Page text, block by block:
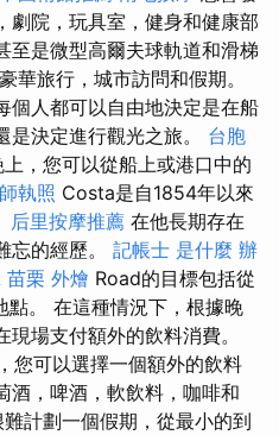
劇院，玩具室，健身和健康部
至是微型高爾夫球軌道和滑梯
華旅行，城市訪問和假期。
個人都可以自由地決定是在船
是決定進行觀光之旅。 台胞
上，您可以從船上或港口中的
執照 Costa是自1854年以來
后里按摩推薦 在他長期存在
忘的經歷。 記帳士 是什麼 辦
苗栗 外燴 Road的目標包括從
。 在這種情況下，根據晚
場支付額外的飲料消費。
您可以選擇一個額外的飲料
酒，啤酒，軟飲料，咖啡和
計劃一個假期，從最小的到